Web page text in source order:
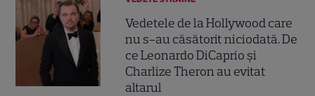
Vedetele de la Hollywood care
nu s-au căsătorit niciodată. De
ce Leonardo DiCaprio și
Charlize Theron au evitat
altarul